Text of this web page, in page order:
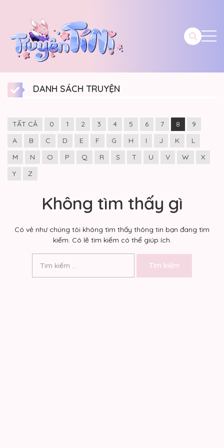
DANH SÁCH TRUYỆN
TẤT CẢ 0 1 2 3 4 5 6 7 8
9
A
B C D E F G H I J K
L
M
N O P Q R S T U V W
X
Y
Z
Không tìm thấy gì
Có vẻ như chúng tôi không tìm thấy thông tin bạn đang tìm
kiếm. Có lẽ tìm kiếm có thể giúp ích.
cho: